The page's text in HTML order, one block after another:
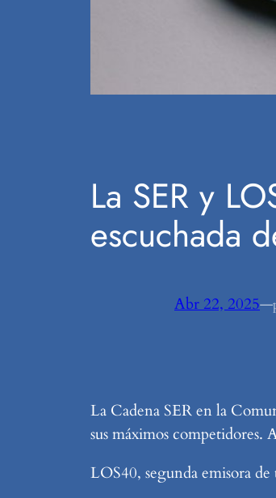
La SER y
escuchada
Abr 22, 2025—
La Cadena SER en la
sus máximos
LOS40, segunda emisora de